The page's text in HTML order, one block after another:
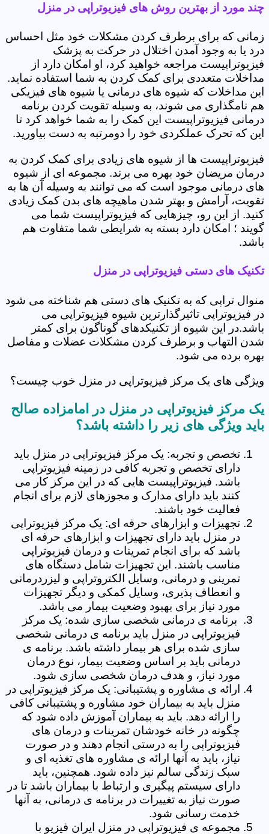
چند مورد از بهترین روش های فیزیوتراپی در منزل
زمانی که برای برطرف کردن مشکلات خود مثل احساس
درد یا به وجود آمدن اختلال در حرکت به پزشک
فیزیوتراپیست مراجعه خواهید کرد، او امکان دارد از
مداخلات متعددی برای کمک کردن به شما استفاده نماید.
این مداخلات که شیوه های درمانی یا شیوه های فیزیکی
هم نامگذاری می شوند، به وسیله تقویت کردن برنامه
درمانی فیزیوتراپیست این کمک را به شما خواهد کرد تا
این که تحرک عملکردی خود را دومرتبه به دست بیاورید.
فیزیوتراپیست ها از شیوه های زیادی برای کمک کردن به
درمان مریضان خود بهره می برند. مجموعه ای از شیوه
های درمانی موجود است که می توانند به وسیله آن ها به
تقویت، آرامش و بهتر شدن ماهیچه های بدن کمک زیادی
کنید. از این رو، چیزهایی که فیزیوتراپیست شما می
گویند ؛ امکان دارد بسته به شرایطی شما متفاوت هم
باشد.
تکنیک های دستی فیزیوتراپی در منزل
منوال تراپی که به تکنیک های دستی هم شناخته می شود
در فیزیوتراپی تاثیرگذارترین شیوه فیزیوتراپی می
باشد.در این شیوه از تکنیکدهای گوناگون برای کمتر
شدن التهاب و برطرف کردن مشکلات عضلات و مفاصل
بهره برده می شود.
ویژگی های یک مرکز فیزیوتراپی در منزل خوب چیست؟
یک مرکز فیزیوتراپی در منزل در امامزاده صالح
باید ویژگی های زیر را داشته باشد؟
تخصص و تجربه: یک مرکز فیزیوتراپی در منزل باید
دارای تخصص و تجربه کافی در زمینه فیزیوتراپی
باشد. فیزیوتراپیست هایی که در این مرکز کار می
کنند باید دارای مدارک و مجوزهای لازم برای انجام
فعالیت خود باشند.
تجهیزات و ابزارهای حرفه ای: یک مرکز فیزیوتراپی
در منزل باید دارای تجهیزات و ابزارهای حرفه ای
باشد که برای انجام تمرینات و درمان فیزیوتراپی
مناسب باشند. این تجهیزات شامل دستگاه های
تمرینی و درمانی، وسایل الکتروتراپی و لیزردرمانی
و انعطاف پذیری، وسایل کمکی و دیگر تجهیزات
مورد نیاز برای بهبود وضعیت بیمار می باشد.
برنامه ی درمانی شخصی سازی شده: یک مرکز
فیزیوتراپی در منزل باید برنامه ی درمانی شخصی
سازی شده برای هر بیمار داشته باشد. برنامه ی
درمانی باید بر اساس وضعیت بیمار، نوع درمان
مورد نیاز، و هدف درمان شخصی سازی شود.
ارائه ی مشاوره و پشتیبانی: یک مرکز فیزیوتراپی در
منزل باید به بیماران خود مشاوره و پشتیبانی کافی
را ارائه دهد. باید به بیماران آموزش داده شود که
چگونه در خانه خودشان تمرینات و درمان های
فیزیوتراپی را به درستی انجام دهند و در صورت
نیاز، باید به آنها ارائه ی مشاوره های تغذیه ای و
سبک زندگی سالم نیز داده شود. همچنین، باید
دارای سیستم پیگیری و ارتباط با بیماران باشد تا در
صورت نیاز به تغییرات در برنامه ی درمانی، به آنها
خدمت رسانی شود.
مجموعه ی فیزیوتراپی در منزل ایران فیزیو با